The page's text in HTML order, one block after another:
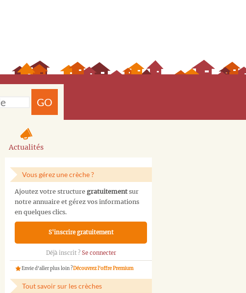
GO
Actualités
Vous gérez une crèche ?
Ajoutez votre structure gratuitementsur
notre annuaire et gérez vos informations
en quelques clics.
S'inscrire gratuitement
Déjà inscrit ? Se connecter
Envie d'aller plus loin ?Découvrez l'offre Premium
Tout savoir sur les crèches